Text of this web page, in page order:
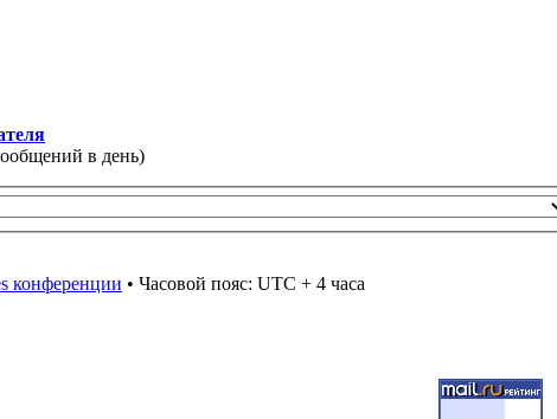
в день)
конференции • Часовой пояс: UTC + 4 часа